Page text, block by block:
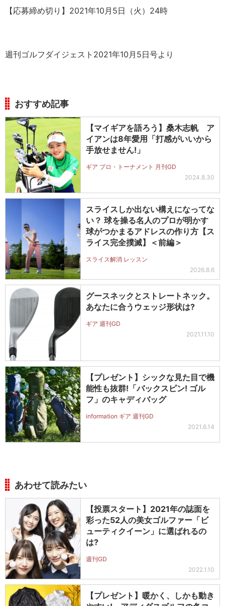
【応募締め切り】2021年10月5日（火）24時
週刊ゴルフダイジェスト2021年10月5日号より
おすすめ記事
【マイギアを語ろう】桑木志帆 ア
イアンは8年愛用「打感がいいから
手放せません!」
ギア プロ・トーナメント 月刊GD
2024.8.30
スライスしか出ない構えになってな
い？ 球を操る名人のプロが明かす
球がつかまるアドレスの作り方【ス
ライス完全撲滅】＜前編＞
スライス解消 レッスン
2026.8.6
グースネックとストレートネック。
あなたに合うウェッジ形状は?
ギア 週刊GD
2021.11.10
【プレゼント】シックな見た目で機
能性も抜群!「バックスピン! ゴル
フ」のキャディバッグ
information ギア 週刊GD
2021.6.14
あわせて読みたい
【投票スタート】2021年の誌面を
彩った52人の美女ゴルファー「ビ
ューティクイーン」に選ばれるの
は?
週刊GD
2022.1.10
【プレゼント】暖かく、しかも動き